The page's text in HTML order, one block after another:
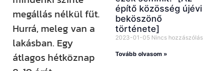
megállás nélkül fűt.
Hurrá, meleg van a
lakásban. Egy
átlagos hétköznap
építő közösség újévi
beköszönő
története]
2023-01-05 Nincs hozzászólás
Tovább olvasom »